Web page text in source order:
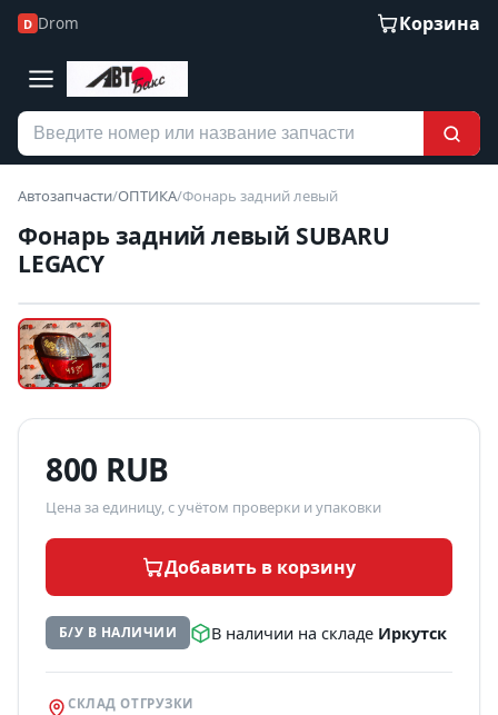
D Drom Корзина
Автозапчасти/ОПТИКА/Фонарь задний левый
Фонарь задний левый SUBARU
LEGACY
Б/У В НАЛИЧИИ
800 RUB
Цена за единицу, с учётом проверки и упаковки
Добавить в корзину
Б/У В НАЛИЧИИ В наличии на складе Иркутск
СКЛАД ОТГРУЗКИ